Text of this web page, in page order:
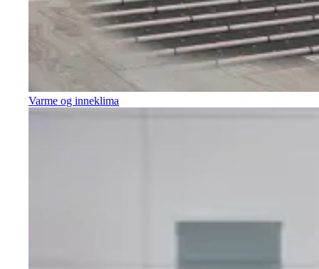
Varme og inneklima